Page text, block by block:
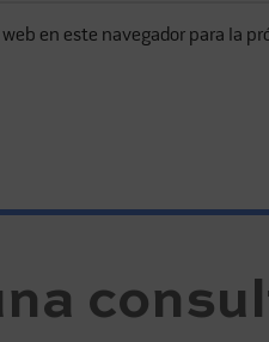
en este navegador para la